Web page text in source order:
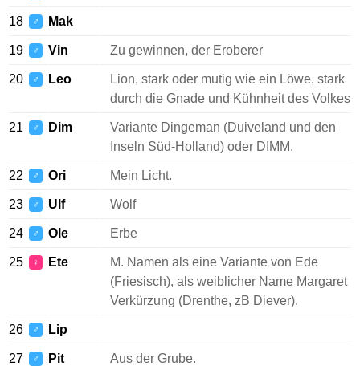
18 ♂ Mak
19 ♂ Vin Zu gewinnen, der Eroberer
20 ♂ Leo
Lion, stark oder mutig wie ein Löwe, stark
durch die Gnade und Kühnheit des Volkes
21 ♂ Dim
Variante Dingeman (Duiveland und den
Inseln Süd-Holland) oder DIMM.
22 ♂ Ori Mein Licht.
23 ♂ Ulf Wolf
24 ♂ Ole Erbe
25 ♀ Ete
M. Namen als eine Variante von Ede
(Friesisch), als weiblicher Name Margaret
Verkürzung (Drenthe, zB Diever).
26 ♂ Lip
27 ♂ Pit Aus der Grube.